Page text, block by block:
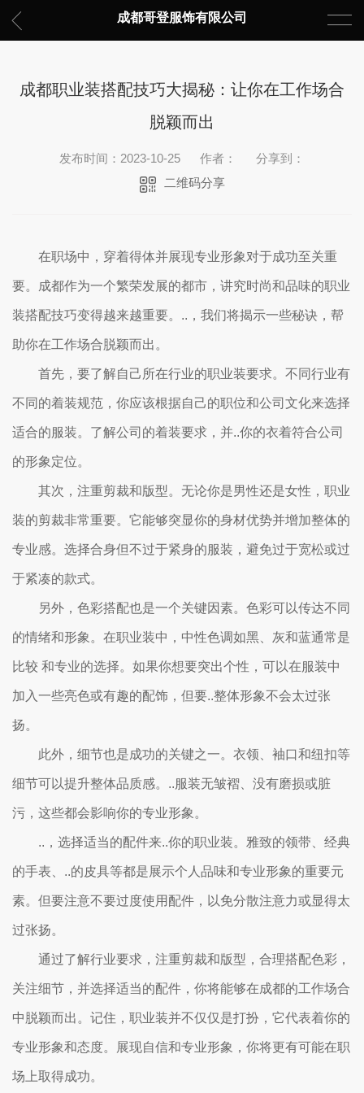
成都哥登服饰有限公司
成都职业装搭配技巧大揭秘：让你在工作场合
脱颖而出
发布时间：2023-10-25 作者：
分享到：
二维码分享
在职场中，穿着得体并展现专业形象对于成功至关重
要。成都作为一个繁荣发展的都市，讲究时尚和品味的职业
装搭配技巧变得越来越重要。..，我们将揭示一些秘诀，帮
助你在工作场合脱颖而出。
首先，要了解自己所在行业的职业装要求。不同行业有
不同的着装规范，你应该根据自己的职位和公司文化来选择
适合的服装。了解公司的着装要求，并..你的衣着符合公司
的形象定位。
其次，注重剪裁和版型。无论你是男性还是女性，职业
装的剪裁非常重要。它能够突显你的身材优势并增加整体的
专业感。选择合身但不过于紧身的服装，避免过于宽松或过
于紧凑的款式。
另外，色彩搭配也是一个关键因素。色彩可以传达不同
的情绪和形象。在职业装中，中性色调如黑、灰和蓝通常是
比较 和专业的选择。如果你想要突出个性，可以在服装中
加入一些亮色或有趣的配饰，但要..整体形象不会太过张
扬。
此外，细节也是成功的关键之一。衣领、袖口和纽扣等
细节可以提升整体品质感。..服装无皱褶、没有磨损或脏
污，这些都会影响你的专业形象。
..，选择适当的配件来..你的职业装。雅致的领带、经典
的手表、..的皮具等都是展示个人品味和专业形象的重要元
素。但要注意不要过度使用配件，以免分散注意力或显得太
过张扬。
通过了解行业要求，注重剪裁和版型，合理搭配色彩，
关注细节，并选择适当的配件，你将能够在成都的工作场合
中脱颖而出。记住，职业装并不仅仅是打扮，它代表着你的
专业形象和态度。展现自信和专业形象，你将更有可能在职
场上取得成功。